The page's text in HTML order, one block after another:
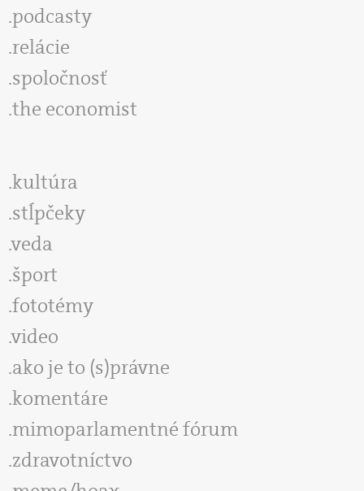
podcasty
relácie
spoločnosť
the economist
kultúra
stĺpčeky
veda
šport
fototémy
video
ako je to (s)právne
komentáre
mimoparlamentné fórum
zdravotníctvo